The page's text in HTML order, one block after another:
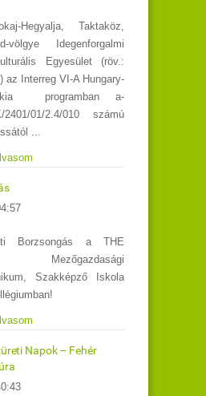
Hegyalja, Taktaköz,
völgye Idegenforgalmi
Egyesület (röv.:
az Interreg VI-A Hungary-
programban a-
2401/01/2.4/010 számú
...
Borzsongás a THE
Mezőgazdasági
Szakképző Iskola
Napok – Fehér